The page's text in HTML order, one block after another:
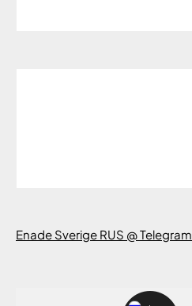
Enade Sverige RUS @ Telegram